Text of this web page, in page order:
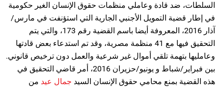
السلطات، ضد قادة وعاملي منظمات حقوق الإنسان الغير حكومية
في إطار قضية التمويل الأجنبي الجارية التي استؤنفت في مارس/
آذار 2016، المعروفة أيضا باسم القضية رقم 173، والتي يتم
التحقيق فيها مع 41 منظمة مصرية، وقد تم استدعاء بعض قادتها
وعامليها بتهمة تلقي أموال غير شرعية والعمل دون ترخيص قانوني.
بين فبراير/شباط و يونيو/حزيران 2016، أمر قاضي التحقيق في
هذه القضية بمنع محامي حقوق الإنسان السيد جمال عيد من